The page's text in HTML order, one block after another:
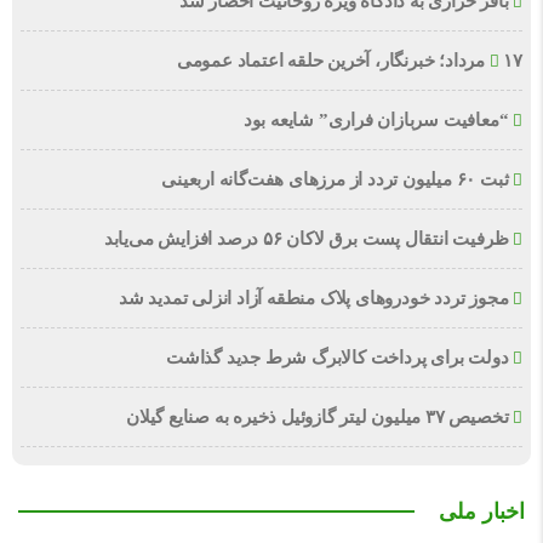
۱۷ مرداد؛ خبرنگار، آخرین حلقه اعتماد عمومی
“معافیت سربازان فراری” شایعه بود
ثبت ۶۰ میلیون تردد از مرزهای هفت‌گانه اربعینی
ظرفیت انتقال پست برق لاکان ۵۶ درصد افزایش می‌یابد
مجوز تردد خودروهای پلاک منطقه آزاد انزلی تمدید شد
دولت برای پرداخت کالابرگ شرط جدید گذاشت
تخصیص ۳۷ میلیون لیتر گازوئیل ذخیره به صنایع گیلان
اخبار ملی